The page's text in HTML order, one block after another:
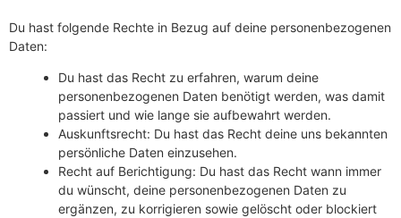
Du hast folgende Rechte in Bezug auf deine personenbezogenen
Daten:
Du hast das Recht zu erfahren, warum deine
personenbezogenen Daten benötigt werden, was damit
passiert und wie lange sie aufbewahrt werden.
Auskunftsrecht: Du hast das Recht deine uns bekannten
persönliche Daten einzusehen.
Recht auf Berichtigung: Du hast das Recht wann immer
du wünscht, deine personenbezogenen Daten zu
ergänzen, zu korrigieren sowie gelöscht oder blockiert